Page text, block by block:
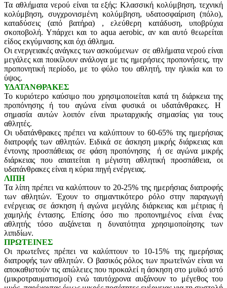
Τα αθλήματα νερού είναι τα εξής: Κλασσική κολύμβηση, τεχνική
κολύμβηση, συγχρονισμένη κολύμβηση, υδατοσφαίριση (πόλο),
καταδύσεις (από βατήρα) , ελεύθερη κατάδυση, υποβρύχια
σκοποβολή. Υπάρχει και το aqua aerobic, αν και αυτό θεωρείται
είδος εκγύμνασης και όχι άθλημα.
Οι ενεργειακές ανάγκες των ασκούμενων σε αθλήματα νερού είναι
μεγάλες και ποικίλουν ανάλογα με τις ημερήσιες προπονήσεις, την
προπονητική περίοδο, με το φύλο του αθλητή, την ηλικία και το
ύψος.
ΥΔΑΤΑΝΘΡΑΚΕΣ
Το κυριότερο καύσιμο που χρησιμοποιείται κατά τη διάρκεια της
προπόνησης ή του αγώνα είναι φυσικά οι υδατάνθρακες. Η
σημασία αυτών λοιπόν είναι πρωταρχικής σημασίας για τους
αθλητές.
Οι υδατάνθρακες πρέπει να καλύπτουν το 60-65% της ημερήσιας
διατροφής των αθλητών. Ειδικά σε άσκηση μικρής διάρκειας και
έντονης προσπάθειας σε φάση προπόνησης ή σε αγώνα μικρής
διάρκειας που απαιτείται η μέγιστη αθλητική προσπάθεια, οι
υδατάνθρακες είναι η κύρια πηγή ενέργειας.
ΛΙΠΗ
Τα λίπη πρέπει να καλύπτουν το 20-25% της ημερήσιας διατροφής
των αθλητών. Έχουν το σημαντικότερο ρόλο στην παραγωγή
ενέργειας σε άσκηση ή αγώνα μεγάλης διάρκειας και μέτριας ή
χαμηλής έντασης. Επίσης όσο πιο προπονημένος είναι ένας
αθλητής τόσο αυξάνεται η δυνατότητα χρησιμοποίησης των
λιπιδίων.
ΠΡΩΤΕΙΝΕΣ
Οι πρωτεΐνες πρέπει να καλύπτουν το 10-15% της ημερήσιας
διατροφής των αθλητών. Ο βασικός ρόλος των πρωτεϊνών είναι να
αποκαθιστούν τις απώλειες που προκαλεί η άσκηση στο μυϊκό ιστό
(μικροτραυματισμοί) ενώ ταυτόχρονα αυξάνουν το μέγεθος του